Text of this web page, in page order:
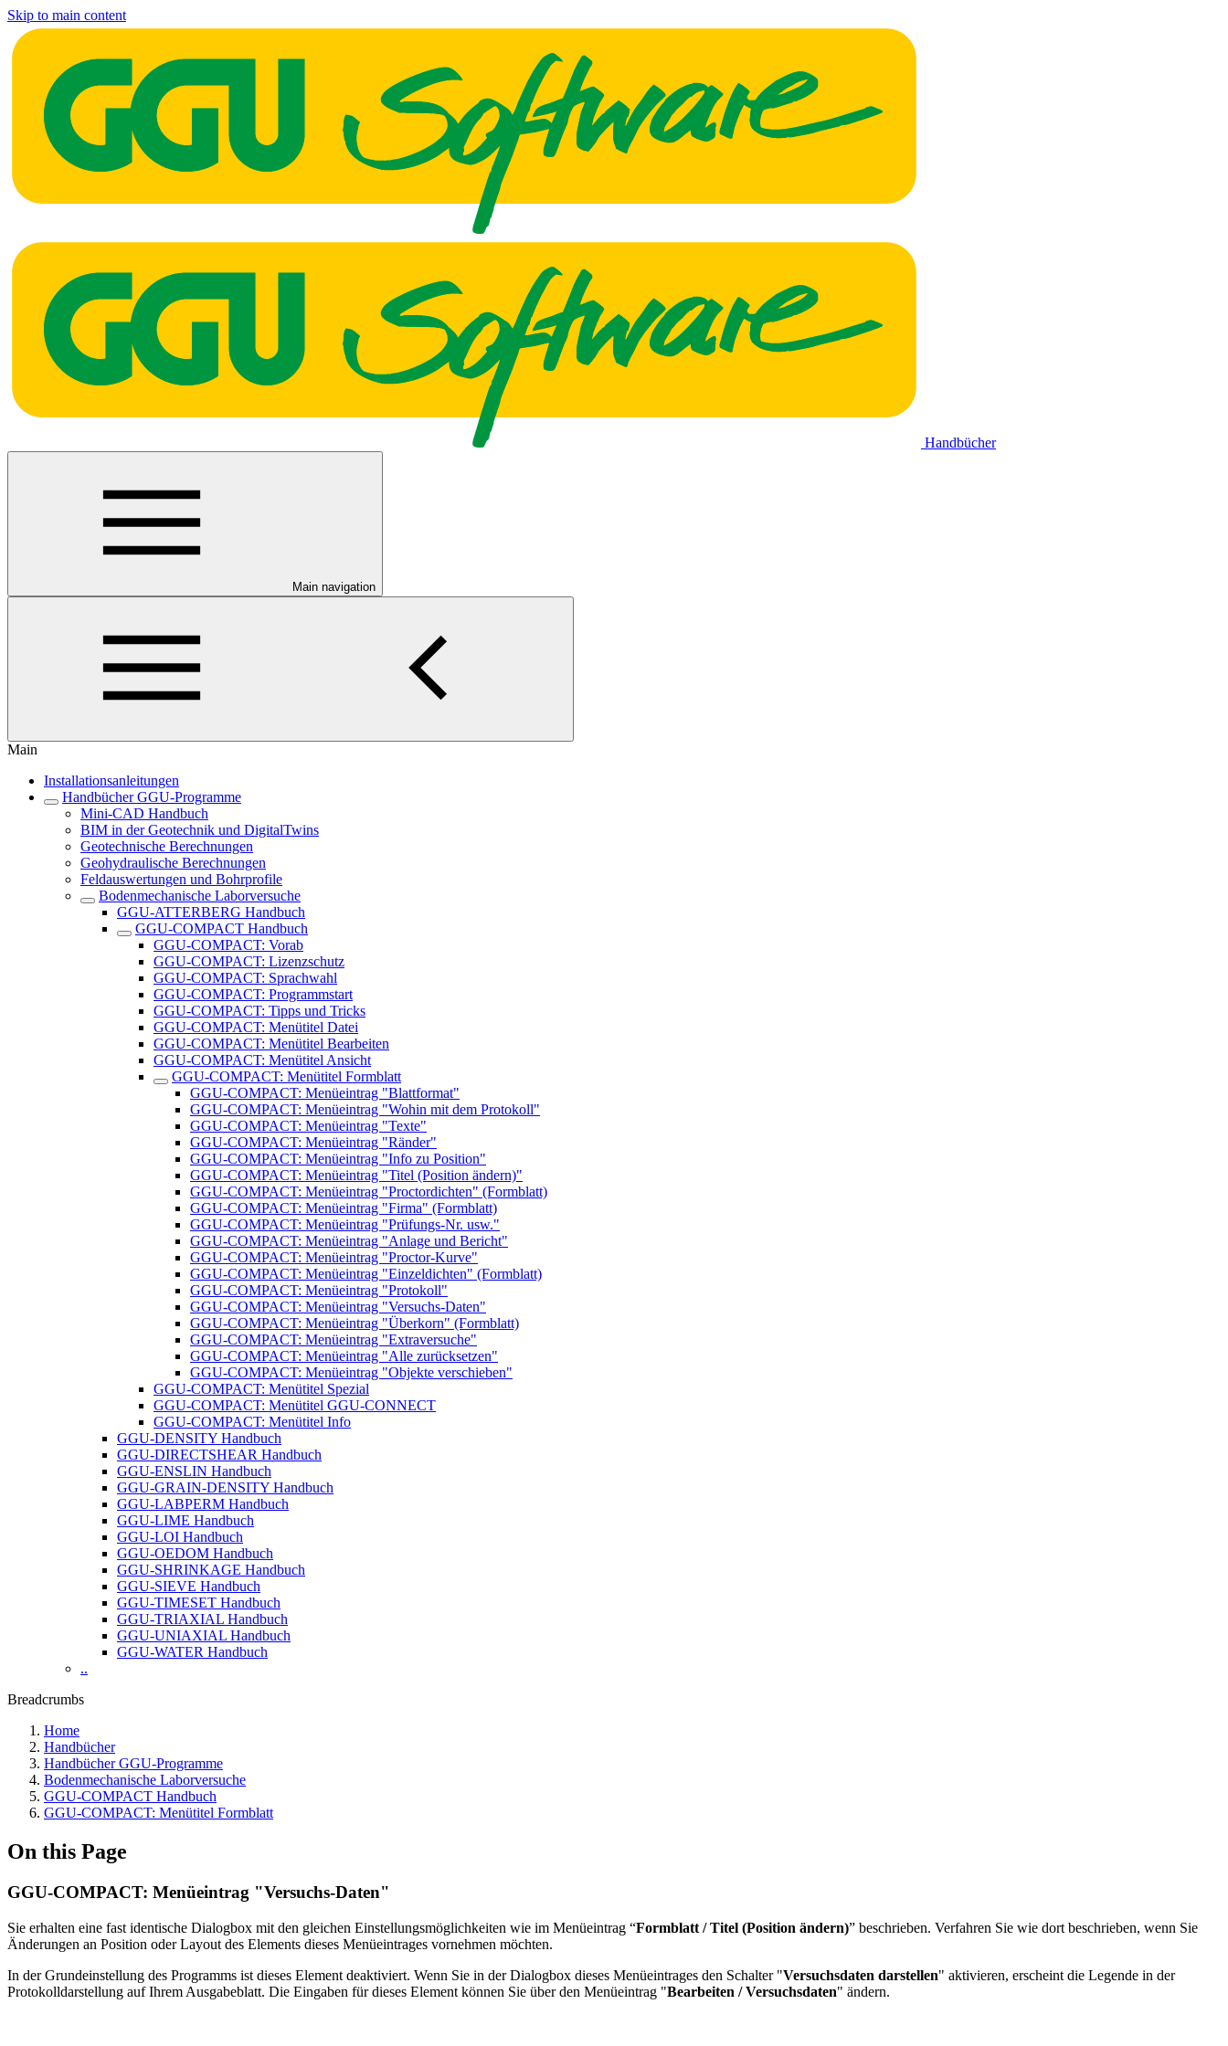
Skip to main content
Handbücher
Main navigation
Main
Installationsanleitungen
Handbücher GGU-Programme
Mini-CAD Handbuch
BIM in der Geotechnik und DigitalTwins
Geotechnische Berechnungen
Geohydraulische Berechnungen
Feldauswertungen und Bohrprofile
Bodenmechanische Laborversuche
GGU-ATTERBERG Handbuch
GGU-COMPACT Handbuch
GGU-COMPACT: Vorab
GGU-COMPACT: Lizenzschutz
GGU-COMPACT: Sprachwahl
GGU-COMPACT: Programmstart
GGU-COMPACT: Tipps und Tricks
GGU-COMPACT: Menütitel Datei
GGU-COMPACT: Menütitel Bearbeiten
GGU-COMPACT: Menütitel Ansicht
GGU-COMPACT: Menütitel Formblatt
GGU-COMPACT: Menüeintrag "Blattformat"
GGU-COMPACT: Menüeintrag "Wohin mit dem Protokoll"
GGU-COMPACT: Menüeintrag "Texte"
GGU-COMPACT: Menüeintrag "Ränder"
GGU-COMPACT: Menüeintrag "Info zu Position"
GGU-COMPACT: Menüeintrag "Titel (Position ändern)"
GGU-COMPACT: Menüeintrag "Proctordichten" (Formblatt)
GGU-COMPACT: Menüeintrag "Firma" (Formblatt)
GGU-COMPACT: Menüeintrag "Prüfungs-Nr. usw."
GGU-COMPACT: Menüeintrag "Anlage und Bericht"
GGU-COMPACT: Menüeintrag "Proctor-Kurve"
GGU-COMPACT: Menüeintrag "Einzeldichten" (Formblatt)
GGU-COMPACT: Menüeintrag "Protokoll"
GGU-COMPACT: Menüeintrag "Versuchs-Daten"
GGU-COMPACT: Menüeintrag "Überkorn" (Formblatt)
GGU-COMPACT: Menüeintrag "Extraversuche"
GGU-COMPACT: Menüeintrag "Alle zurücksetzen"
GGU-COMPACT: Menüeintrag "Objekte verschieben"
GGU-COMPACT: Menütitel Spezial
GGU-COMPACT: Menütitel GGU-CONNECT
GGU-COMPACT: Menütitel Info
GGU-DENSITY Handbuch
GGU-DIRECTSHEAR Handbuch
GGU-ENSLIN Handbuch
GGU-GRAIN-DENSITY Handbuch
GGU-LABPERM Handbuch
GGU-LIME Handbuch
GGU-LOI Handbuch
GGU-OEDOM Handbuch
GGU-SHRINKAGE Handbuch
GGU-SIEVE Handbuch
GGU-TIMESET Handbuch
GGU-TRIAXIAL Handbuch
GGU-UNIAXIAL Handbuch
GGU-WATER Handbuch
..
Breadcrumbs
Home
Handbücher
Handbücher GGU-Programme
Bodenmechanische Laborversuche
GGU-COMPACT Handbuch
GGU-COMPACT: Menütitel Formblatt
On this Page
GGU-COMPACT: Menüeintrag "Versuchs-Daten"
Sie erhalten eine fast identische Dialogbox mit den gleichen Einstellungsmöglichkeiten wie im Menüeintrag “Formblatt / Titel (Position ändern)” beschrieben. Verfahren Sie wie dort beschrieben, wenn Sie
Änderungen an Position oder Layout des Elements dieses Menüeintrages vornehmen möchten.
In der Grundeinstellung des Programms ist dieses Element deaktiviert. Wenn Sie in der Dialogbox dieses Menüeintrages den Schalter "Versuchsdaten darstellen" aktivieren, erscheint die Legende in der
Protokolldarstellung auf Ihrem Ausgabeblatt. Die Eingaben für dieses Element können Sie über den Menüeintrag "Bearbeiten / Versuchsdaten" ändern.